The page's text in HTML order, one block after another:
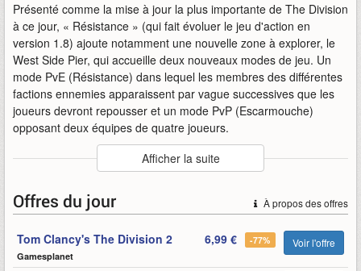
Présenté comme la mise à jour la plus importante de The Division
à ce jour, « Résistance » (qui fait évoluer le jeu d'action en
version 1.8) ajoute notamment une nouvelle zone à explorer, le
West Side Pier, qui accueille deux nouveaux modes de jeu. Un
mode PvE (Résistance) dans lequel les membres des différentes
factions ennemies apparaissent par vague successives que les
joueurs devront repousser et un mode PvP (Escarmouche)
opposant deux équipes de quatre joueurs.
Auteur
: Uther
Mots-clefs
patch-1.8
mise-à-jour
résistance the-division ubisoft
Afficher la suite
À propos des offres
Offres du jour
Tom Clancy's The Division 2
Gamesplanet
6,99 € -77% Voir l'offre